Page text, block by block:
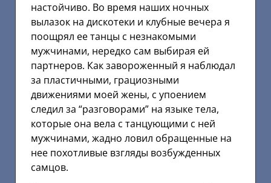
настойчиво. Во время наших ночных
вылазок на дискотеки и клубные вечера я
поощрял ее танцы с незнакомыми
мужчинами, нередко сам выбирая ей
партнеров. Как завороженный я наблюдал
за пластичными, грациозными
движениями моей жены, с упоением
следил за “разговорами” на языке тела,
которые она вела с танцующими с ней
мужчинами, жадно ловил обращенные на
нее похотливые взгляды возбужденных
самцов.